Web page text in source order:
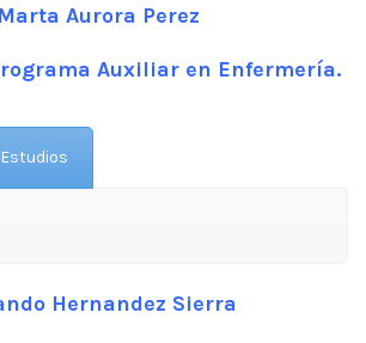
Marta Aurora Perez
Auxiliar en Enfermería.
Estudios
Hernandez Sierra